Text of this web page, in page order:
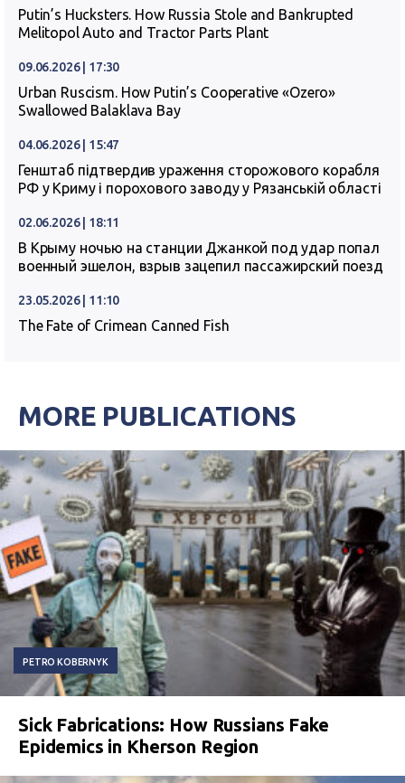
Putin’s Hucksters. How Russia Stole and Bankrupted
Melitopol Auto and Tractor Parts Plant
09.06.2026 | 17:30
Urban Ruscism. How Putin’s Cooperative «Ozero»
Swallowed Balaklava Bay
04.06.2026 | 15:47
Генштаб підтвердив ураження сторожового корабля
РФ у Криму і порохового заводу у Рязанській області
02.06.2026 | 18:11
В Крыму ночью на станции Джанкой под удар попал
военный эшелон, взрыв зацепил пассажирский поезд
23.05.2026 | 11:10
The Fate of Crimean Canned Fish
MORE PUBLICATIONS
PETRO KOBERNYK
Sick Fabrications: How Russians Fake
Epidemics in Kherson Region